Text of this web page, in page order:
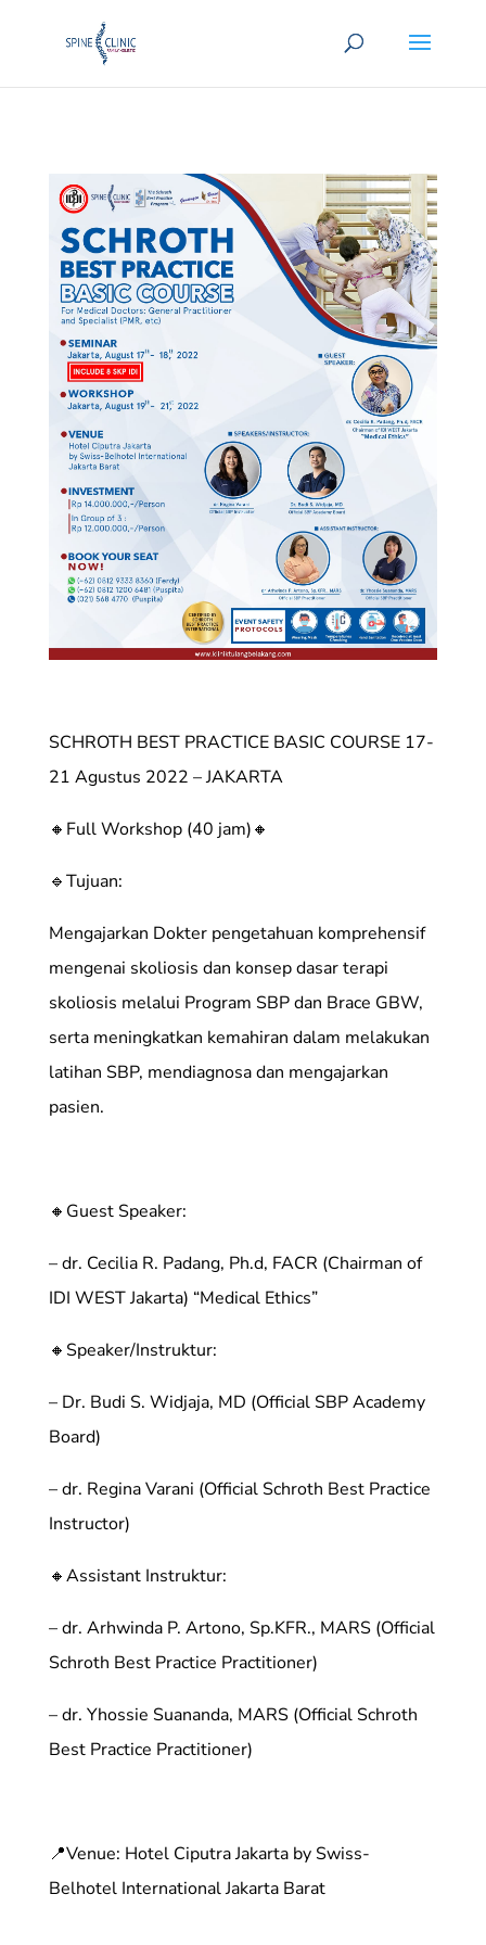
SCHROTH BEST PRACTICE BASIC COURSE 17-
21 Agustus 2022 – JAKARTA
🔸Full Workshop (40 jam)🔸
🔹Tujuan:
Mengajarkan Dokter pengetahuan komprehensif
mengenai skoliosis dan konsep dasar terapi
skoliosis melalui Program SBP dan Brace GBW,
serta meningkatkan kemahiran dalam melakukan
latihan SBP, mendiagnosa dan mengajarkan
pasien.
🔸Guest Speaker:
– dr. Cecilia R. Padang, Ph.d, FACR (Chairman of
IDI WEST Jakarta) “Medical Ethics”
🔸Speaker/Instruktur:
– Dr. Budi S. Widjaja, MD (Official SBP Academy
Board)
– dr. Regina Varani (Official Schroth Best Practice
Instructor)
🔸Assistant Instruktur:
– dr. Arhwinda P. Artono, Sp.KFR., MARS (Official
Schroth Best Practice Practitioner)
– dr. Yhossie Suananda, MARS (Official Schroth
Best Practice Practitioner)
📍Venue: Hotel Ciputra Jakarta by Swiss-
Belhotel International Jakarta Barat